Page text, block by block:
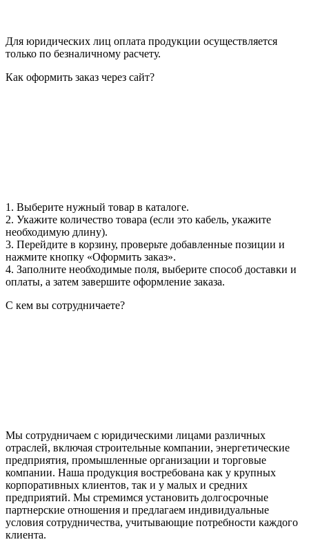
Для юридических лиц оплата продукции осуществляется
только по безналичному расчету.
Как оформить заказ через сайт?
1. Выберите нужный товар в каталоге.
2. Укажите количество товара (если это кабель, укажите
необходимую длину).
3. Перейдите в корзину, проверьте добавленные позиции и
нажмите кнопку «Оформить заказ».
4. Заполните необходимые поля, выберите способ доставки и
оплаты, а затем завершите оформление заказа.
С кем вы сотрудничаете?
Мы сотрудничаем с юридическими лицами различных
отраслей, включая строительные компании, энергетические
предприятия, промышленные организации и торговые
компании. Наша продукция востребована как у крупных
корпоративных клиентов, так и у малых и средних
предприятий. Мы стремимся установить долгосрочные
партнерские отношения и предлагаем индивидуальные
условия сотрудничества, учитывающие потребности каждого
клиента.